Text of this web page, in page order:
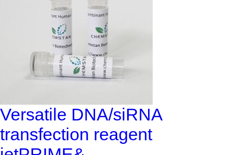
Versatile DNA/siRNA
transfection reagent